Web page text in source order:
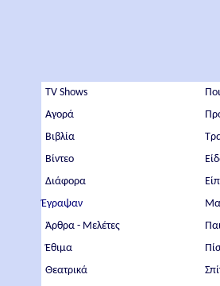
TV Shows
Αγορά
Βιβλία
Βίντεο
Διάφορα
Έγραψαν
Άρθρα - Μελέτες
Έθιμα
Θεατρικά